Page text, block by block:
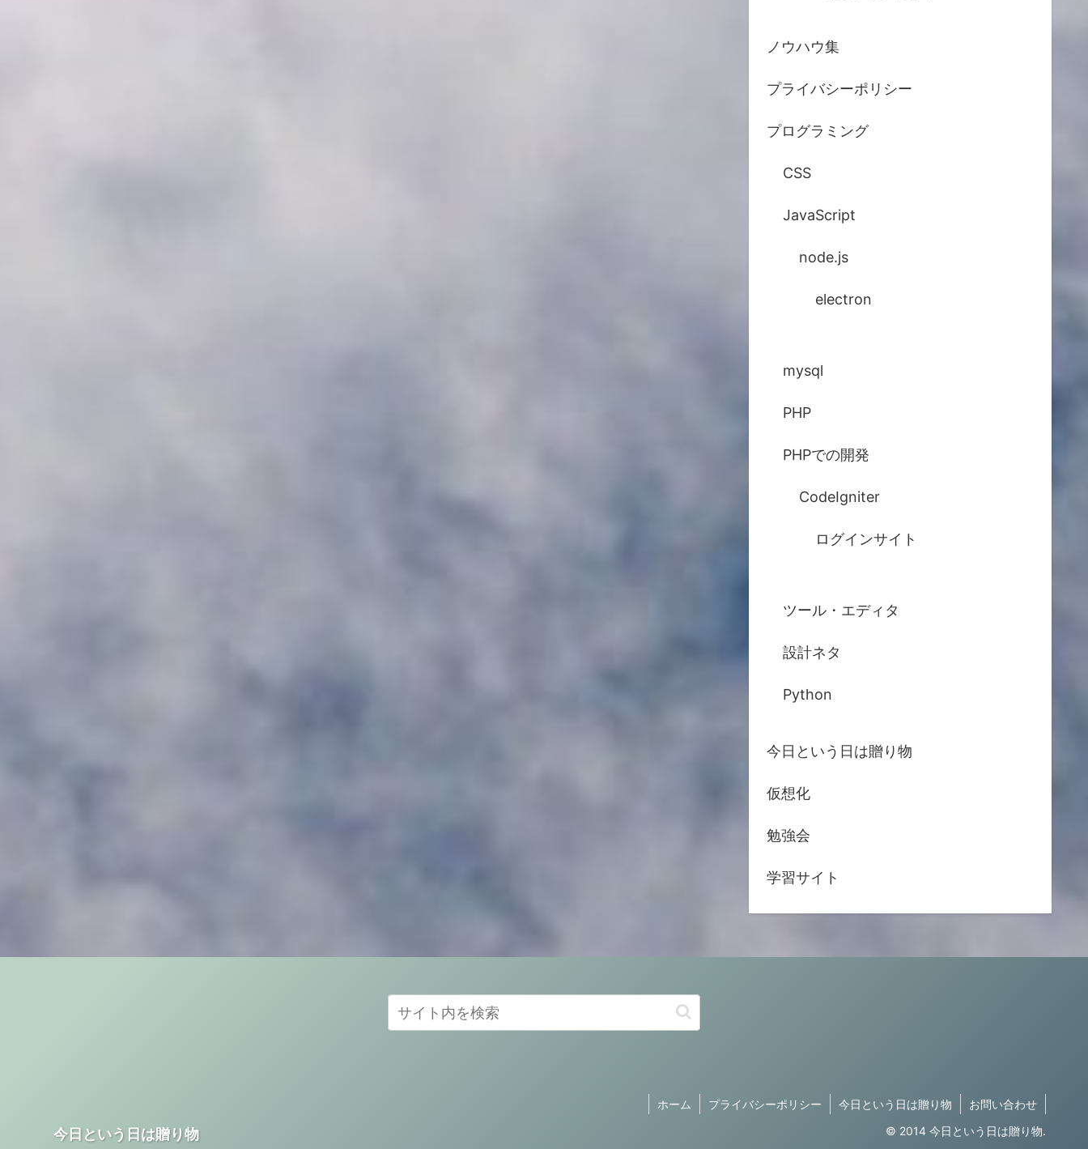
ノウハウ集
プライバシーポリシー
プログラミング
CSS
JavaScript
node.js
electron
mysql
PHP
PHPでの開発
CodeIgniter
ログインサイト
ツール・エディタ
設計ネタ
Python
今日という日は贈り物
仮想化
勉強会
学習サイト
今日という日は贈り物
ホーム プライバシーポリシー 今日という日は贈り物
お問い合わせ
© 2014 今日という日は贈り物.